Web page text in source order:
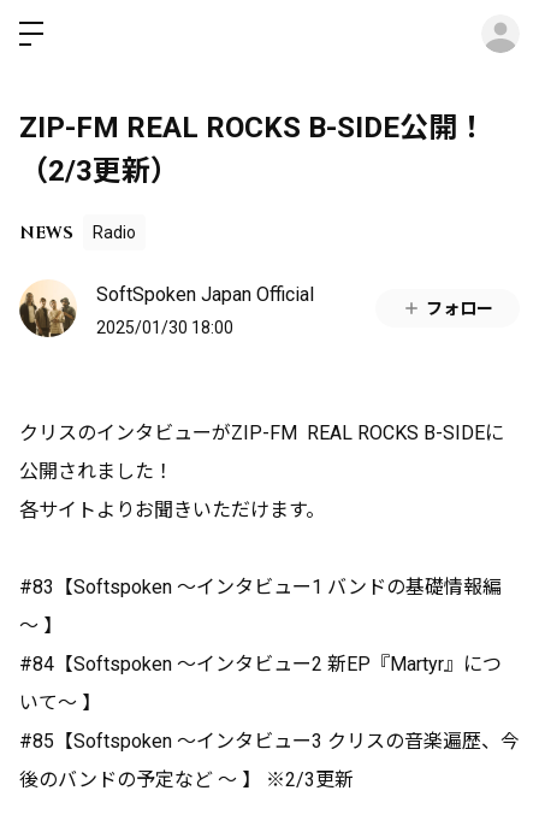
ZIP-FM REAL ROCKS B-SIDE公開！
（2/3更新）
NEWS Radio
SoftSpoken Japan Official
2025/01/30 18:00
フォロー
クリスのインタビューがZIP-FM REAL ROCKS B-SIDEに
公開されました！
各サイトよりお聞きいただけます。
#83【Softspoken ～インタビュー1 バンドの基礎情報編
～ 】
#84【Softspoken ～インタビュー2 新EP『Martyr』につ
いて～ 】
#85【Softspoken ～インタビュー3 クリスの音楽遍歴、今
後のバンドの予定など ～ 】 ※2/3更新